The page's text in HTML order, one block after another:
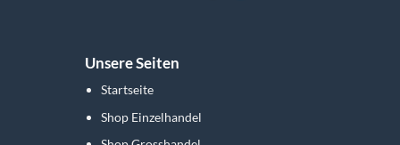
Unsere Seiten
Startseite
Shop Einzelhandel